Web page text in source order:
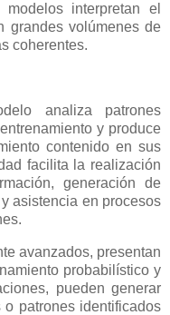
interpretan el
grandes volúmenes de
coherentes.
analiza patrones
y produce
contenido en sus
facilita la realización
generación de
asistencia en procesos
avanzados, presentan
probabilístico y
pueden generar
patrones identificados